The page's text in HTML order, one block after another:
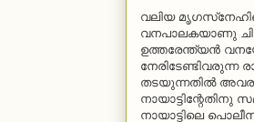
വലിയ
വനപാലകയാണു
ഉത്തരേന്ത്യന്‍
നേരിടേണ്ടിവരുന്ന
തടയുന്നതില്‍
നായാട്ടിന്റേതിനു
നായാട്ടിലെ